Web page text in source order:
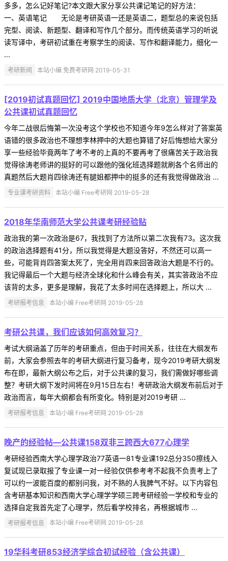
多多，怎么记好笔记?本文跟大家分享公共课记笔记的好方法：
一、英语笔记 无论是考研英语一还是英语二，题型总的来说包括
完型、阅读、新题型、翻译和写作几个部分。而传统英语学习的听说
读写译中，考研初试重在考察学生的阅读、写作和翻译能力，细化一
...
考研新闻 本站小编 免费考研网 2019-05-31
[2019初试真题回忆] 2019中国地质大学（北京）管理学及
公共课初试真题回忆
今年二战很后悔第一次没考这个学校也不知道今年9怎么样对了答案英
语错的很多政治也不理想李林押中的大题也算错了好后悔想给大家分
享一些经验毕竟两年了考不考的上真的不要再考了很痛苦关于政治我
觉得徐涛老师讲的挺好的可以跟他的强化班选择题就刷各个名师出的
真题然后大题肖四徐涛还有腿姐都押中的挺多的还有我觉得做政治 ...
专业课考研资料 本站小编 Free考研网 2019-05-28
2018年华南师范大学公共课考研经验贴
政治我的第一次政治是67，我找到了方法所以第二次我有73。这次我
的政治选择题有41分，所以我觉得是大题没答好，不然还可以高一
些，可能背肖四答案太死了，完全用肖四来回答政治大题是不行的。
我记得最后一个大题与经济全球化和什么峰会有关，其实答政治不应
该背的太多，更多是理解，我花了太多时间在选择题上，所以大 ...
考研报考信息 本站小编 Free考研网 2019-05-28
考研公共课，我们应该如何高效复习？
考试大纲涵盖了历年的考研重点，但由于时间关系，往往在大纲发布
前，大家会参照去年的考研大纲进行复习备考，现今2019考研大纲发
布在即，最新大纲公布之后，对于公共课的复习，我们需做好哪些调
整？考研大纲下发时间将在9月15日左右！考研政治大纲发布前后对于
政治而言，每年大纲都会有所变化。特别是对2019考研 ...
考研报考信息 本站小编 Free考研网 2019-05-28
晚产的经验帖—公共课158双非三跨西大677心理学
考研经验西南大学心理学政治77英语一81专业课192总分350擦线入
复试现已录取报了专业课一对一经验仅供参考考不起我不负责考上了
可以约一波能百度的都别问我，对不熟的人我脾气不好。以下内容包
含考研基本知识和西南大学心理学学硕三跨考研经验一学校和专业的
选择自定我首先定了心理学，然后看学校排名，再根据城市 ...
考研报考信息 本站小编 Free考研网 2019-05-28
19华科考研853经济学综合初试经验（含公共课）